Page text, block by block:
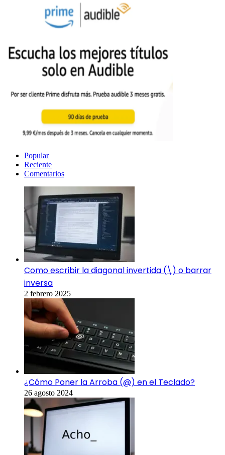
Popular
Reciente
Comentarios
Como escribir la diagonal invertida (\) o barrar
inversa
2 febrero 2025
¿Cómo Poner la Arroba (@) en el Teclado?
26 agosto 2024